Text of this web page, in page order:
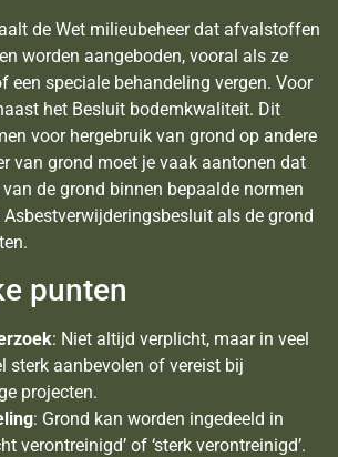
de Wet milieubeheer dat afvalstoffen
worden aangeboden, vooral als ze
een speciale behandeling vergen. Voor
het Besluit bodemkwaliteit. Dit
voor hergebruik van grond op andere
van grond moet je vaak aantonen dat
de grond binnen bepaalde normen
als de grond
punten
: Niet altijd verplicht, maar in veel
sterk aanbevolen of vereist bij
projecten.
: Grond kan worden ingedeeld in
verontreinigd’ of ‘sterk verontreinigd’.